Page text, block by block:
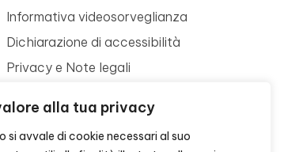
alla tua privacy
si avvale di cookie necessari al suo
Informativa videosorveglianza
Dichiarazione di accessibilità
Privacy e Note legali
Contattaci